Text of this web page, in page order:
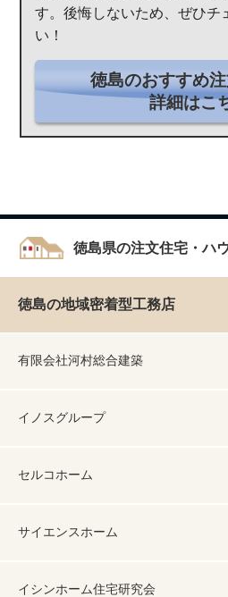
す。後悔しないため、ぜひチ
い！
徳島のおすすめ
詳細はこ
徳島県の注文住宅・ハ
徳島の地域密着型工務店
有限会社河村総合建築
イノスグループ
セルコホーム
サイエンスホーム
イシンホーム住宅研究会